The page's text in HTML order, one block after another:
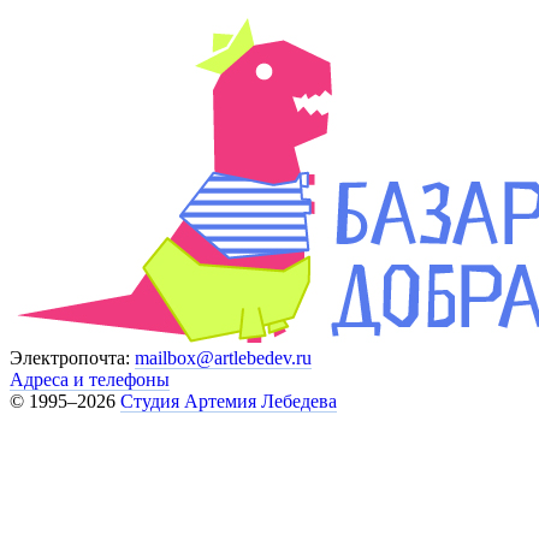
Электропочта: mailbox@artlebedev.ru
Адреса и телефоны
© 1995–2026 Студия Артемия Лебедева